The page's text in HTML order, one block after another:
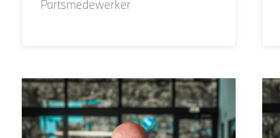
Partsmedewerker